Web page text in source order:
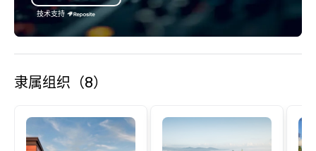
team supports clients
Spanish, and English,
responsible tourism. With experience
across destinations
技术支持
隶属组织（8）